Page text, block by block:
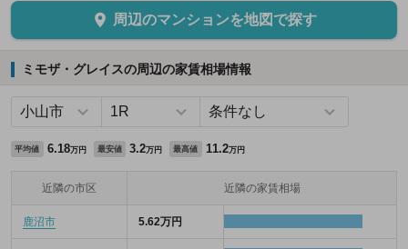
周辺のマンションを地図で探す
ミモザ・グレイスの周辺の家賃相場情報
平均値 6.18万円 最安値 3.2万円 最高値 11.2万円
近隣の市区 近隣の家賃相場
鹿沼市 5.62万円